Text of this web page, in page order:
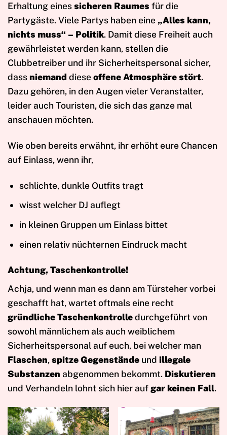
Erhaltung einessicheren Raumes für die
Partygäste. Viele Partys haben eine „Alles kann,
nichts muss“ – Politik. Damit diese Freiheit auch
gewährleistet werden kann, stellen die
Clubbetreiber und ihr Sicherheitspersonal sicher,
dassniemand dieseoffene Atmosphäre stört.
Dazu gehören, in den Augen vieler Veranstalter,
leider auch Touristen, die sich das ganze mal
anschauen möchten.
Wie oben bereits erwähnt, ihr erhöht eure Chancen
auf Einlass, wenn ihr,
schlichte, dunkle Outfits tragt
wisst welcher DJ auflegt
in kleinen Gruppen um Einlass bittet
einen relativ nüchternen Eindruck macht
Achtung, Taschenkontrolle!
Achja, und wenn man es dann am Türsteher vorbei
geschafft hat, wartet oftmals eine recht
gründliche Taschenkontrolledurchgeführt von
sowohl männlichem als auch weiblichem
Sicherheitspersonal auf euch, bei welcher man
Flaschen,spitze Gegenstände und illegale
Substanzen abgenommen bekommt. Diskutieren
und Verhandeln lohnt sich hier aufgar keinen Fall.